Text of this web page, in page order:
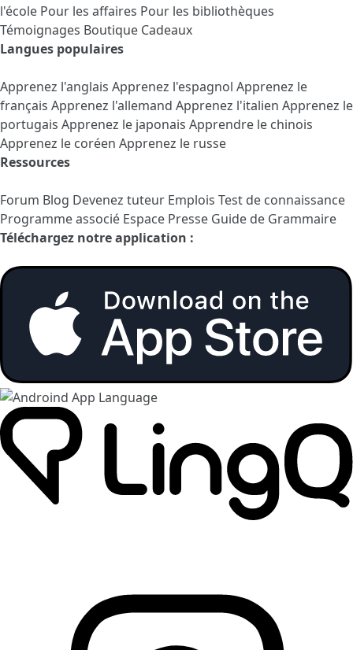
l'école Pour les affaires Pour les bibliothèques
Témoignages Boutique Cadeaux
Langues populaires
Apprenez l'anglais Apprenez l'espagnol Apprenez le
français Apprenez l'allemand Apprenez l'italien Apprenez le
portugais Apprenez le japonais Apprendre le chinois
Apprenez le coréen Apprenez le russe
Ressources
Forum Blog Devenez tuteur Emplois Test de connaissance
Programme associé Espace Presse Guide de Grammaire
Téléchargez notre application :